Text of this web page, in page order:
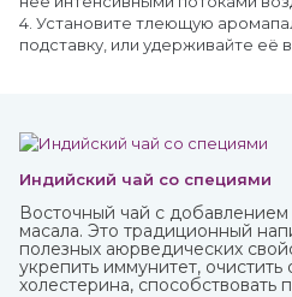
4. Установите тлеющую
подставку, или удерживайте её
Индийский чай со специями
Восточный чай с добавлением
масала. Это традиционный
полезных аюрведических
укрепить иммунитет,
холестерина, способствовать